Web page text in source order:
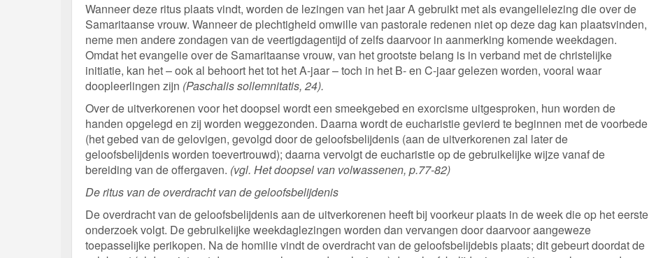
Wanneer deze ritus plaats vindt, worden de lezingen van het jaar A gebruikt met als evangelielezing die over de
Samaritaanse vrouw. Wanneer de plechtigheid omwille van pastorale redenen niet op deze dag kan plaatsvinden,
neme men andere zondagen van de veertigdagentijd of zelfs daarvoor in aanmerking komende weekdagen.
Omdat het evangelie over de Samaritaanse vrouw, van het grootste belang is in verband met de christelijke
initiatie, kan het – ook al behoort het tot het A-jaar – toch in het B- en C-jaar gelezen worden, vooral waar
doopleerlingen zijn (Paschalis sollemnitatis, 24).
Over de uitverkorenen voor het doopsel wordt een smeekgebed en exorcisme uitgesproken, hun worden de
handen opgelegd en zij worden weggezonden. Daarna wordt de eucharistie gevierd te beginnen met de voorbede
(het gebed van de gelovigen, gevolgd door de geloofsbelijdenis (aan de uitverkorenen zal later de
geloofsbelijdenis worden toevertrouwd); daarna vervolgt de eucharistie op de gebruikelijke wijze vanaf de
bereiding van de offergaven. (vgl. Het doopsel van volwassenen, p.77-82)
De ritus van de overdracht van de geloofsbelijdenis
De overdracht van de geloofsbelijdenis aan de uitverkorenen heeft bij voorkeur plaats in de week die op het eerste
onderzoek volgt. De gebruikelijke weekdaglezingen worden dan vervangen door daarvoor aangeweze
toepasselijke perikopen. Na de homilie vindt de overdracht van de geloofsbelijdebis plaats; dit gebeurt doordat de